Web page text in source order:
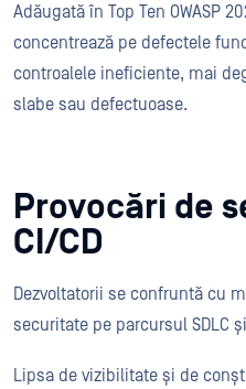
Adăugată în Top Ten OWASP
concentrează pe defectele
controalele ineficiente, mai
slabe sau defectuoase.
Provocări de
CI/CD
Dezvoltatorii se confruntă cu
securitate pe parcursul SDLC
Lipsa de vizibilitate și de